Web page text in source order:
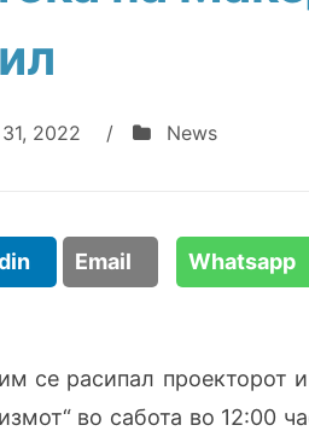
2022 / News
Email Whatsapp
се расипал
во сабота во 12:00